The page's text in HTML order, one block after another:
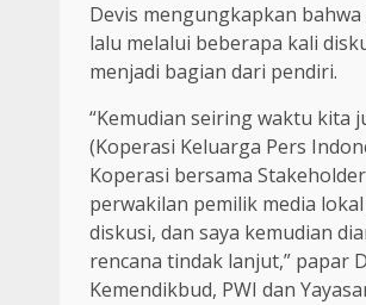
Devis mengungkapkan
lalu melalui beberapa kali
menjadi bagian dari pendiri.
“Kemudian seiring waktu kita
(Koperasi Keluarga Pers
Koperasi bersama
perwakilan pemilik media
diskusi, dan saya kemudian
rencana tindak lanjut,” papar
Kemendikbud, PWI dan